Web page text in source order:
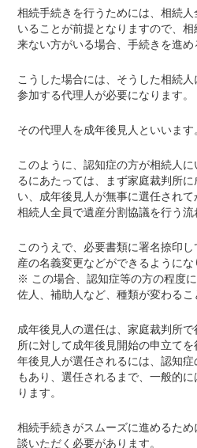
相続手続きを行うためには、相続
いることが前提となりますので、
来ない方がいる場合、手続きを進め
こうした場合には、そうした相続
参加する代理人が必要になります。
その代理人を成年後見人といいます
このように、認知症の方が相続人
るにあたっては、まず家庭裁判所
い、成年後見人が無事に選任され
相続人全員で遺産分割協議を行う流
このうえで、必要書類に署名捺印
産の名義変更などができるようにな
※ この場合、認知症等の方の程度
佐人、補助人など、種類が変わるこ
成年後見人の選任は、家庭裁判所
所に対して成年後見開始の申立て
年後見人が選任されるには、認知
もあり、選任されるまで、一般的
ります。
相続手続きがスムーズに進めるた
談いただく必要があります。